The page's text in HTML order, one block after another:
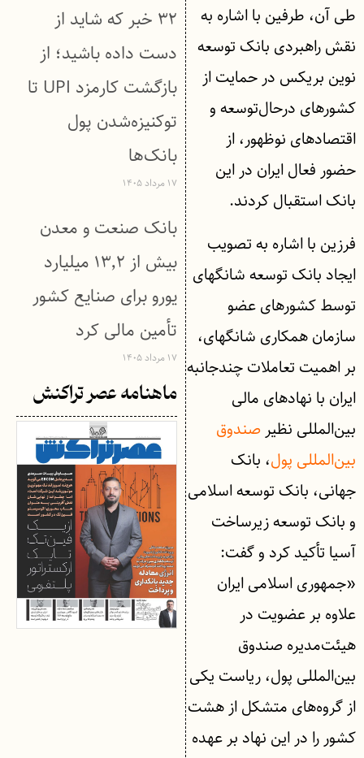
طی آن، طرفین با اشاره به
نقش راهبردی بانک توسعه
نوین بریکس در حمایت از
کشورهای درحال‌توسعه و
اقتصادهای نوظهور، از
حضور فعال ایران در این
بانک استقبال کردند.
فرزین با اشاره به تصویب
ایجاد بانک توسعه شانگهای
توسط کشورهای عضو
سازمان همکاری شانگهای،
بر اهمیت تعاملات چندجانبه
ایران با نهادهای مالی
بین‌المللی نظیرصندوق
بین‌المللی پول، بانک
جهانی، بانک توسعه اسلامی
و بانک توسعه زیرساخت
آسیا تأکید کرد و گفت:
«جمهوری اسلامی ایران
علاوه بر عضویت در
هیئت‌مدیره صندوق
بین‌المللی پول، ریاست یکی
از گروه‌های متشکل از هشت
کشور را در این نهاد بر عهده
۳۲ خبر که شاید از
دست داده باشید؛ از
بازگشت کارمزد UPI تا
توکنیزه‌شدن پول
بانک‌ها
۱۷ مرداد ۱۴۰۵
بانک صنعت و معدن
بیش از ۱۳٬۲ میلیارد
یورو برای صنایع کشور
تأمین مالی کرد
۱۷ مرداد ۱۴۰۵
ماهنامه عصر تراکنش